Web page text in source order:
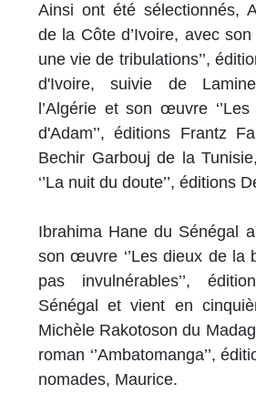
Ainsi ont été sélectionnés,
de la Côte d’Ivoire, avec son
une vie de tribulations’’,
d'Ivoire, suivie de
l’Algérie et son œuvre
d'Adam’’, éditions Frantz
Bechir Garbouj de la
‘’La nuit du doute’’, éditions
Ibrahima Hane du Sénégal
son œuvre ‘’Les dieux de la
pas invulnérables’’,
Sénégal et vient en
Michèle Rakotoson du
roman ‘’Ambatomanga’’,
nomades, Maurice.